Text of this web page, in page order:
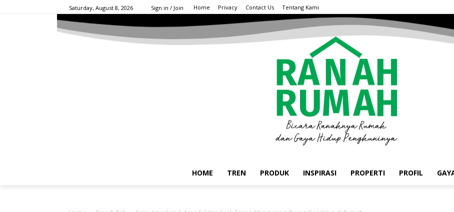
Saturday, August 8, 2026 Sign in / Join Home Privacy Contact Us Tentang Kami
HOME TREN PRODUK INSPIRASI PROPERTI PROFIL